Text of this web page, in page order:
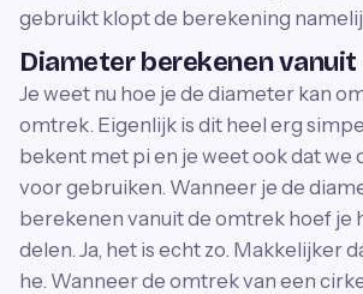
gebruikt klopt de berekening
Diameter berekenen
Je weet nu hoe je de diameter kan
omtrek. Eigenlijk is dit heel erg
bekent met pi en je weet ook dat we
voor gebruiken. Wanneer je de
berekenen vanuit de omtrek hoef je
delen. Ja, het is echt zo. Makkelijker
he. Wanneer de omtrek van een